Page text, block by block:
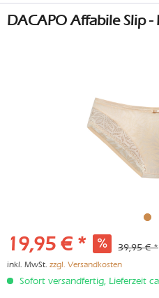
DACAPO Affabile Slip -
19,95 € * 39,95 € *
inkl. MwSt. zzgl. Versandkosten
Sofort versandfertig, Lieferzeit